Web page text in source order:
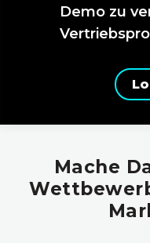
Demo zu
Mache